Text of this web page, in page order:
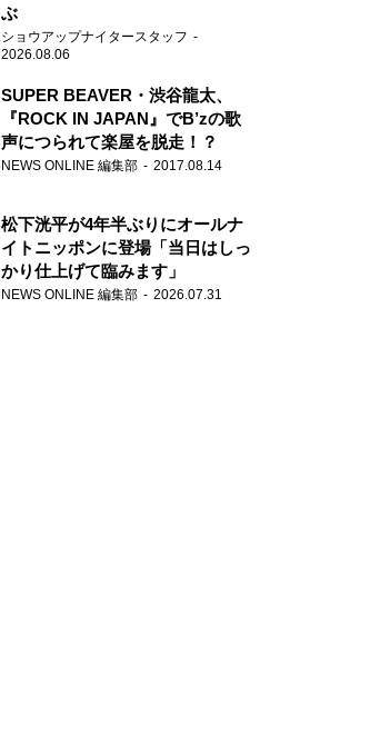
ぶ
ショウアップナイタースタッフ
2026.08.06
SUPER BEAVER・渋谷龍太、
『ROCK IN JAPAN』でB’zの歌
声につられて楽屋を脱走！？
NEWS ONLINE 編集部 2017.08.14
松下洸平が4年半ぶりにオールナ
イトニッポンに登場「当日はしっ
かり仕上げて臨みます」
NEWS ONLINE 編集部 2026.07.31